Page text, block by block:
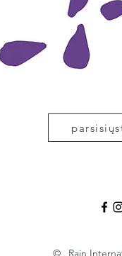
© „Rain